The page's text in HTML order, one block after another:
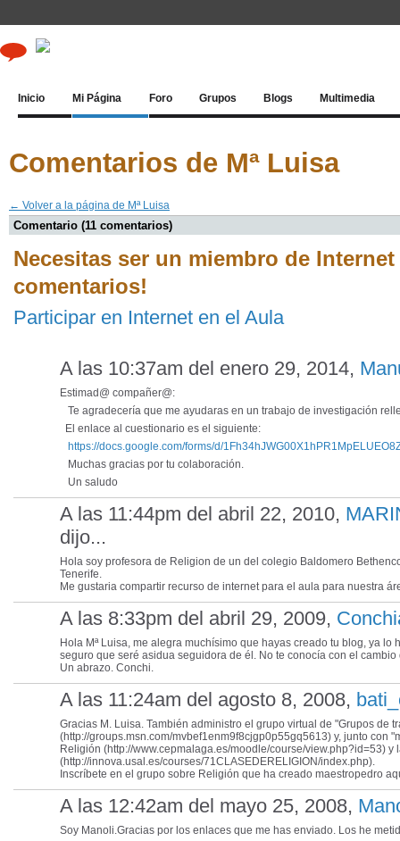
Inicio Mi Página Foro Grupos Blogs Multimedia
Comentarios de Mª Luisa
← Volver a la página de Mª Luisa
Comentario (11 comentarios)
Necesitas ser un miembro de
comentarios!
Participar en Internet en el Aula
A las 10:37am del enero 29, 2014,
Estimad@ compañer@:
Te agradecería que me ayudaras en un trabajo de investigación
El enlace al cuestionario es el siguiente:
https://docs.google.com/forms/d/
Muchas gracias por tu colaboración.
Un saludo
A las 11:44pm del abril 22, 2010,
dijo...
Hola soy profesora de Religion de un del colegio Baldomero
Tenerife.
Me gustaria compartir recurso de internet para el aula para nuestra
A las 8:33pm del abril 29, 2009,
Hola Mª Luisa, me alegra muchísimo que hayas creado tu blog, ya
seguro que seré asidua seguidora de él. No te conocía con el cambio
Un abrazo. Conchi.
A las 11:24am del agosto 8, 2008,
Gracias M. Luisa. También administro el grupo virtual de "Grupos de
(http://groups.msn.com/mvbef1enm9f8cjgp0p55gq5613) y, junto con
Religión (http://www.cepmalaga.es/moodle/course/view.php?id=53)
(http://innova.usal.es/courses/71CLASEDERELIGION/index.php).
Inscríbete en el grupo sobre Religión que ha creado maestropedro
A las 12:42am del mayo 25, 2008,
Soy Manoli.Gracias por los enlaces que me has enviado. Los he